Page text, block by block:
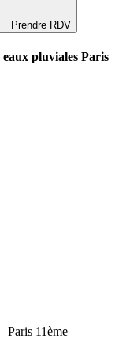
Prendre RDV
pluviales Paris
Paris 11ème